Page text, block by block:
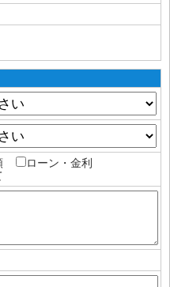
ローン・金利